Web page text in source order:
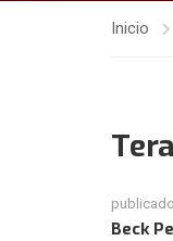
Inicio
Beck